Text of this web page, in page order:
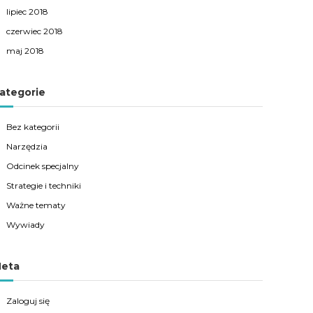
lipiec 2018
czerwiec 2018
maj 2018
Bez kategorii
Narzędzia
Odcinek specjalny
Strategie i techniki
Ważne tematy
Wywiady
Zaloguj się